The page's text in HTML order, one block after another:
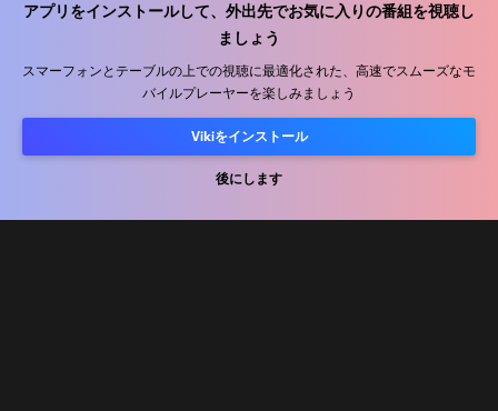
アプリをインストールして、外出先でお気に入りの番組を視聴し
ましょう
スマーフォンとテーブルの上での視聴に最適化された、高速でスムーズなモ
バイルプレーヤーを楽しみましょう
Vikiをインストール
後にします
ヘルプセンター